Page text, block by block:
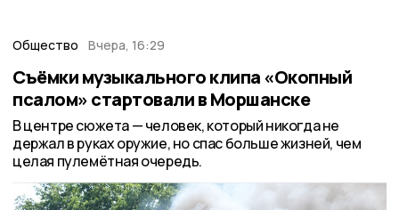
Общество Вчера, 16:29
Съёмки музыкального клипа «Окопный
псалом» стартовали в Моршанске
В центре сюжета — человек, который никогда не
держал в руках оружие, но спас больше жизней, чем
целая пулемётная очередь.